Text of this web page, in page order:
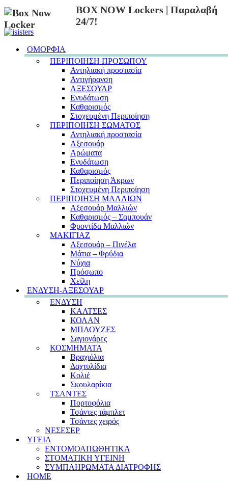
BOX NOW Lockers | Παραλαβή
24/7!
ΟΜΟΡΦΙΑ
ΠΕΡΙΠΟΙΗΣΗ ΠΡΟΣΩΠΟΥ
Αντηλιακή προστασία
Αντιγήρανση
ΑΞΕΣΟΥΑΡ
Ενυδάτωση
Καθαρισμός
Στοχευμένη Περιποίηση
ΠΕΡΙΠΟΙΗΣΗ ΣΩΜΑΤΟΣ
Αντηλιακή προστασία
Αξεσουάρ
Αρώματα
Ενυδάτωση
Καθαρισμός
Περιποίηση Άκρων
Στοχευμένη Περιποίηση
ΠΕΡΙΠΟΙΗΣΗ ΜΑΛΛΙΩΝ
Αξεσουάρ Μαλλιών
Καθαρισμός – Σαμπουάν
Φροντίδα Μαλλιών
ΜΑΚΙΓΙΑΖ
Αξεσουάρ – Πινέλα
Μάτια – Φρύδια
Νύχια
Πρόσωπο
Χείλη
ΕΝΔΥΣΗ-ΑΞΕΣΟΥΑΡ
ΕΝΔΥΣΗ
ΚΑΛΤΣΕΣ
ΚΟΛΑΝ
ΜΠΛΟΥΖΕΣ
Σαγιονάρες
ΚΟΣΜΗΜΑΤΑ
Βραχιόλια
Δαχτυλίδια
Κολιέ
Σκουλαρίκια
ΤΣΑΝΤΕΣ
Πορτοφόλια
Τσάντες τάμπλετ
Τσάντες χειρός
ΝΕΣΕΣΕΡ
ΥΓΕΙΑ
ΕΝΤΟΜΟΑΠΩΘΗΤΙΚΑ
ΣΤΟΜΑΤΙΚΗ ΥΓΕΙΝΗ
ΣΥΜΠΛΗΡΩΜΑΤΑ ΔΙΑΤΡΟΦΗΣ
HOME